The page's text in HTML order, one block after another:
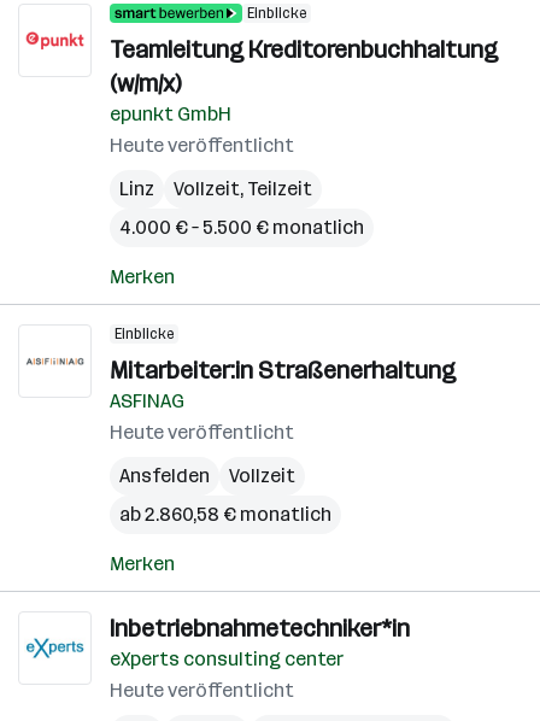
Einblicke
Teamleitung Kreditorenbuchhaltung
(w/m/x)
epunkt GmbH
Heute veröffentlicht
Linz
Vollzeit, Teilzeit
4.000 € – 5.500 € monatlich
Merken
Einblicke
Mitarbeiter:in Straßenerhaltung
ASFINAG
Heute veröffentlicht
Ansfelden
Vollzeit
ab 2.860,58 € monatlich
Merken
Inbetriebnahmetechniker*in
eXperts consulting center
Heute veröffentlicht